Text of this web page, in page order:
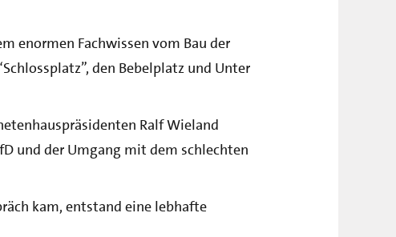
enormen Fachwissen vom Bau der
den Bebelplatz und Unter
Ralf Wieland
und der Umgang mit dem schlechten
kam, entstand eine lebhafte